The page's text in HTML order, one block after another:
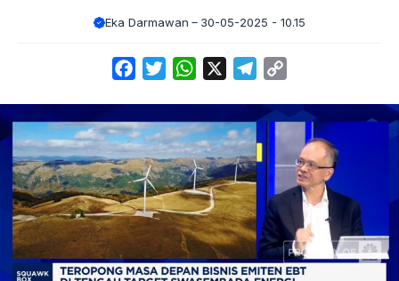
Eka Darmawan 30-05-2025 - 10.15
FacebookTwitterWhatsApp Telegram